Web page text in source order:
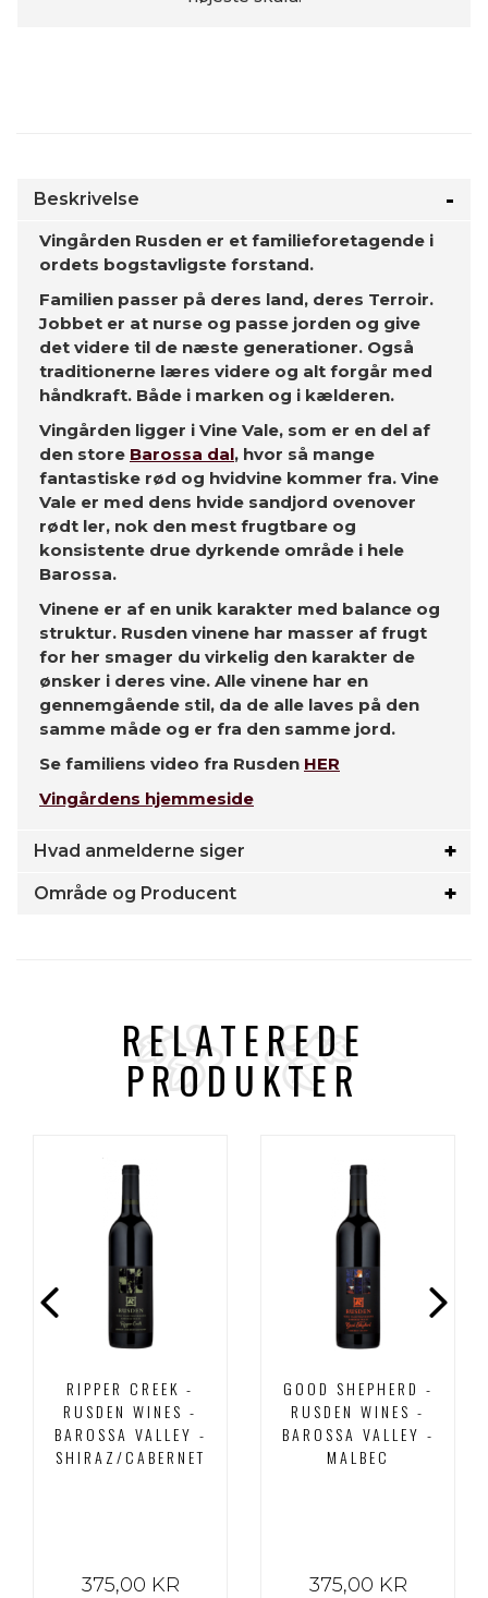
Beskrivelse
Vingården Rusden er et familieforetagende i
ordets bogstavligste forstand.
Familien passer på deres land, deres Terroir.
Jobbet er at nurse og passe jorden og give
det videre til de næste generationer. Også
traditionerne læres videre og alt forgår med
håndkraft. Både i marken og i kælderen.
Vingården ligger i Vine Vale, som er en del af
den store Barossa dal, hvor så mange
fantastiske rød og hvidvine kommer fra. Vine
Vale er med dens hvide sandjord ovenover
rødt ler, nok den mest frugtbare og
konsistente drue dyrkende område i hele
Barossa.
Vinene er af en unik karakter med balance og
struktur. Rusden vinene har masser af frugt
for her smager du virkelig den karakter de
ønsker i deres vine. Alle vinene har en
gennemgående stil, da de alle laves på den
samme måde og er fra den samme jord.
Se familiens video fra Rusden HER
Vingårdens hjemmeside
Hvad anmelderne siger
Område og Producent
RELATEREDE
PRODUKTER
RIPPER CREEK -
RUSDEN WINES -
BAROSSA VALLEY -
SHIRAZ/CABERNET
375,00 KR
GOOD SHEPHERD -
RUSDEN WINES -
BAROSSA VALLEY -
MALBEC
375,00 KR